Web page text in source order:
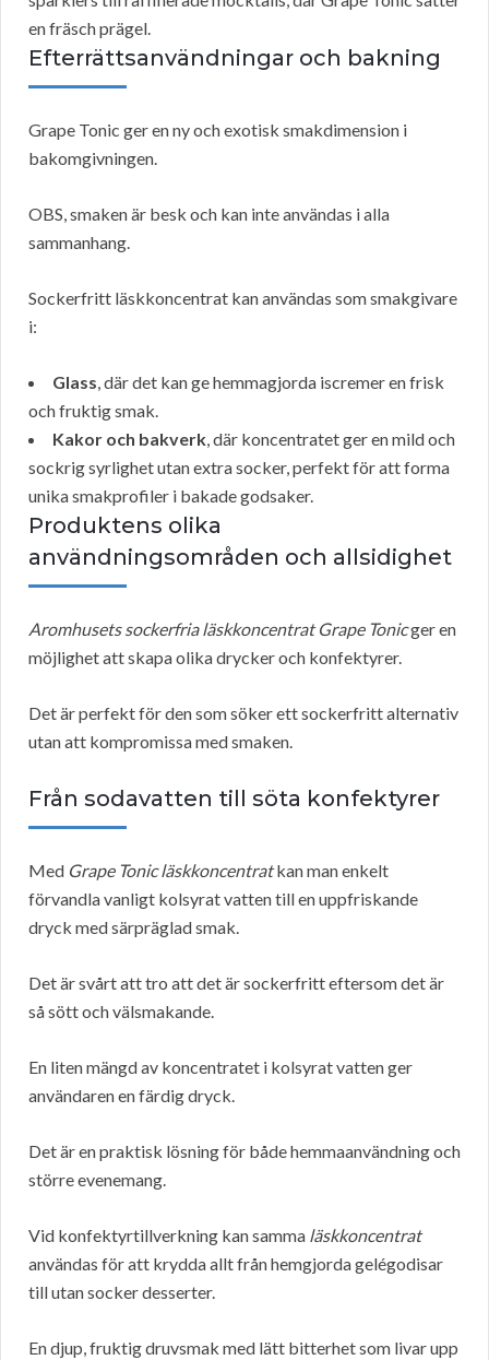
en fräsch prägel.
Efterrättsanvändningar och bakning
Grape Tonic ger en ny och exotisk smakdimension i
bakomgivningen.
OBS, smaken är besk och kan inte användas i alla
sammanhang.
Sockerfritt läskkoncentrat kan användas som smakgivare
i:
Glass, där det kan ge hemmagjorda iscremer en frisk
och fruktig smak.
Kakor och bakverk, där koncentratet ger en mild och
sockrig syrlighet utan extra socker, perfekt för att forma
unika smakprofiler i bakade godsaker.
Produktens olika
användningsområden och allsidighet
Aromhusets sockerfria läskkoncentrat Grape Tonicger en
möjlighet att skapa olika drycker och konfektyrer.
Det är perfekt för den som söker ett sockerfritt alternativ
utan att kompromissa med smaken.
Från sodavatten till söta konfektyrer
Med Grape Tonic läskkoncentratkan man enkelt
förvandla vanligt kolsyrat vatten till en uppfriskande
dryck med särpräglad smak.
Det är svårt att tro att det är sockerfritt eftersom det är
så sött och välsmakande.
En liten mängd av koncentratet i kolsyrat vatten ger
användaren en färdig dryck.
Det är en praktisk lösning för både hemmaanvändning och
större evenemang.
Vid konfektyrtillverkning kan samma läskkoncentrat
användas för att krydda allt från hemgjorda gelégodisar
till utan socker desserter.
En djup, fruktig druvsmak med lätt bitterhet som livar upp